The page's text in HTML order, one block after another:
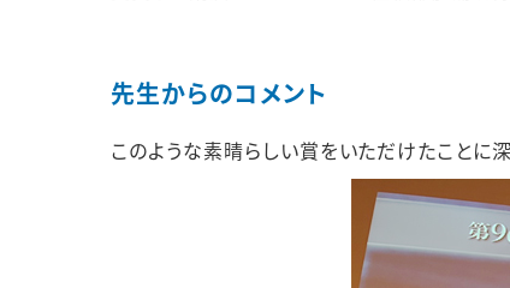
先生からのコメント
このような素晴らしい賞をいただけたことに